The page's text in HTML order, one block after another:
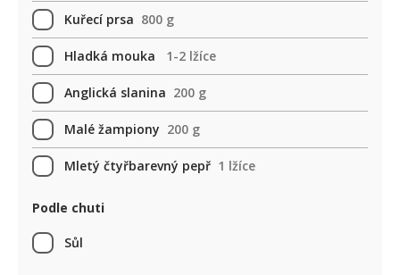
Kuřecí prsa 800 g
Hladká mouka 1-2 lžíce
Anglická slanina 200 g
Malé žampiony 200 g
Mletý čtyřbarevný pepř 1 lžíce
Podle chuti
Sůl